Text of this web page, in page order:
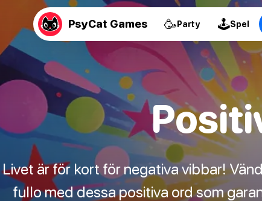
PsyCat Games 🥳Party 🕹Spel
Livet är för kort för negativa vibbar!
fullo med dessa positiva ord som